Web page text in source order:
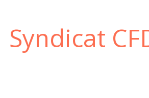
contenu
principal
Syndicat